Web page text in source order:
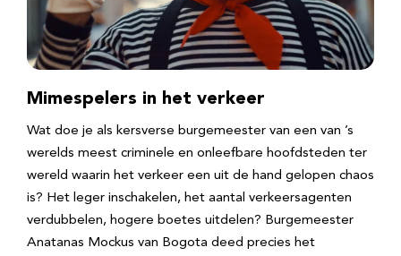
Mimespelers in het verkeer
Wat doe je als kersverse burgemeester van een van ’s
werelds meest criminele en onleefbare hoofdsteden ter
wereld waarin het verkeer een uit de hand gelopen chaos
is? Het leger inschakelen, het aantal verkeersagenten
verdubbelen, hogere boetes uitdelen? Burgemeester
Anatanas Mockus van Bogota deed precies het